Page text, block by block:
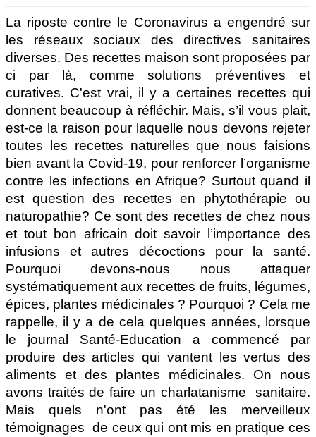
La riposte contre le Coronavirus a engendré sur
les réseaux sociaux des directives sanitaires
diverses. Des recettes maison sont proposées par
ci par là, comme solutions préventives et
curatives. C'est vrai, il y a certaines recettes qui
donnent beaucoup à réfléchir. Mais, s’il vous plait,
est-ce la raison pour laquelle nous devons rejeter
toutes les recettes naturelles que nous faisions
bien avant la Covid-19, pour renforcer l’organisme
contre les infections en Afrique? Surtout quand il
est question des recettes en phytothérapie ou
naturopathie? Ce sont des recettes de chez nous
et tout bon africain doit savoir l’importance des
infusions et autres décoctions pour la santé.
Pourquoi devons-nous nous attaquer
systématiquement aux recettes de fruits, légumes,
épices, plantes médicinales ? Pourquoi ? Cela me
rappelle, il y a de cela quelques années, lorsque
le journal Santé-Education a commencé par
produire des articles qui vantent les vertus des
aliments et des plantes médicinales. On nous
avons traités de faire un charlatanisme
sanitaire.
Mais quels n'ont pas été les merveilleux
témoignages de ceux qui ont mis en pratique ces